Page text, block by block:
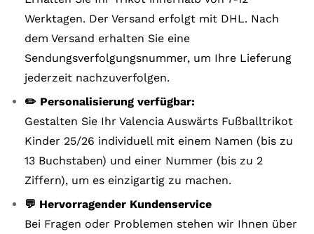
Werktagen. Der Versand erfolgt mit DHL. Nach
dem Versand erhalten Sie eine
Sendungsverfolgungsnummer, um Ihre Lieferung
jederzeit nachzuverfolgen.
✏️ Personalisierung verfügbar:
Gestalten Sie Ihr Valencia Auswärts Fußballtrikot
Kinder 25/26 individuell mit einem Namen (bis zu
13 Buchstaben) und einer Nummer (bis zu 2
Ziffern), um es einzigartig zu machen.
💬 Hervorragender Kundenservice
Bei Fragen oder Problemen stehen wir Ihnen über